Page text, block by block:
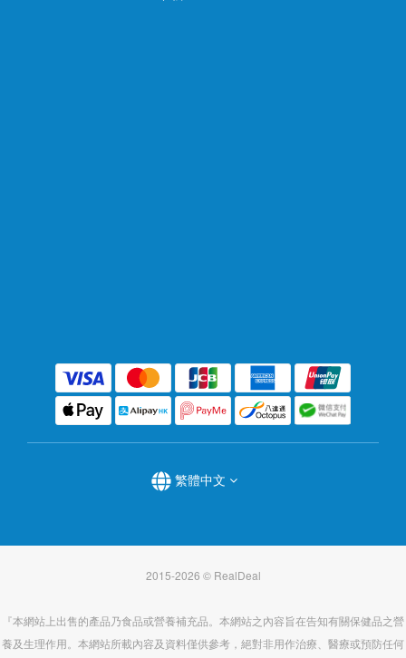
繁體中文
2015-2026 © RealDeal
『本網站上出售的產品乃食品或營養補充品。本網站之內容旨在告知有關保健品之營
養及生理作用。本網站所載內容及資料僅供參考，絕對非用作治療、醫療或預防任何